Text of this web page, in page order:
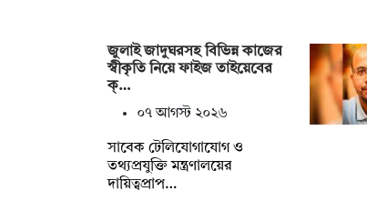
জুলাই জাদুঘরসহ বিভিন্ন কাজের
স্বীকৃতি নিয়ে ফাইজ তাইয়েবের
ক্…
০৭ আগস্ট ২০২৬
সাবেক টেলিযোগাযোগ ও
তথ্যপ্রযুক্তি মন্ত্রণালয়ের
দায়িত্বপ্রাপ…